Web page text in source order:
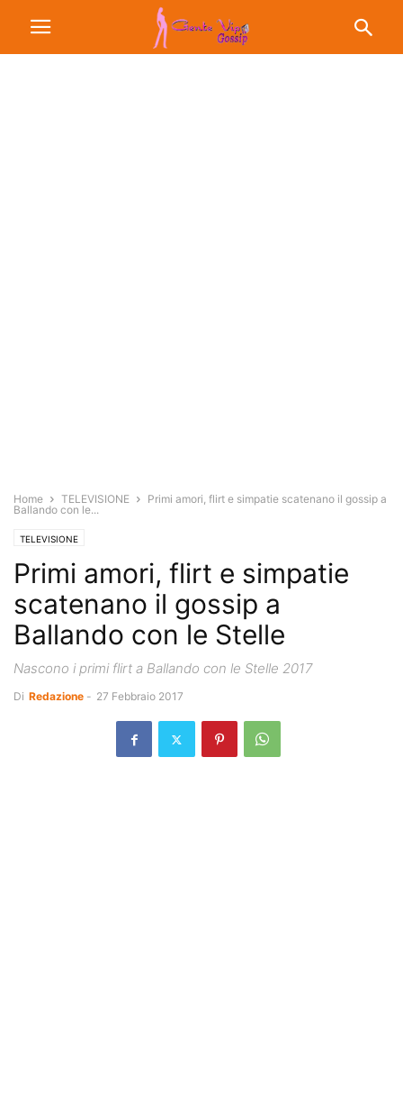
Home TELEVISIONE
Primi amori, flirt e simpatie scatenano il gossip a
Ballando con le...
TELEVISIONE
Primi amori, flirt e simpatie
scatenano il gossip a
Ballando con le Stelle
Nascono i primi flirt a Ballando con le Stelle 2017
Di Redazione - 27 Febbraio 2017